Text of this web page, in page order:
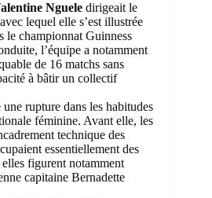
Nguele dirigeait le
lequel elle s’est illustrée
le championnat Guinness
l’équipe a notamment
de 16 matchs sans
à bâtir un collectif
rupture dans les habitudes
féminine. Avant elle, les
technique des
essentiellement des
figurent notamment
capitaine Bernadette